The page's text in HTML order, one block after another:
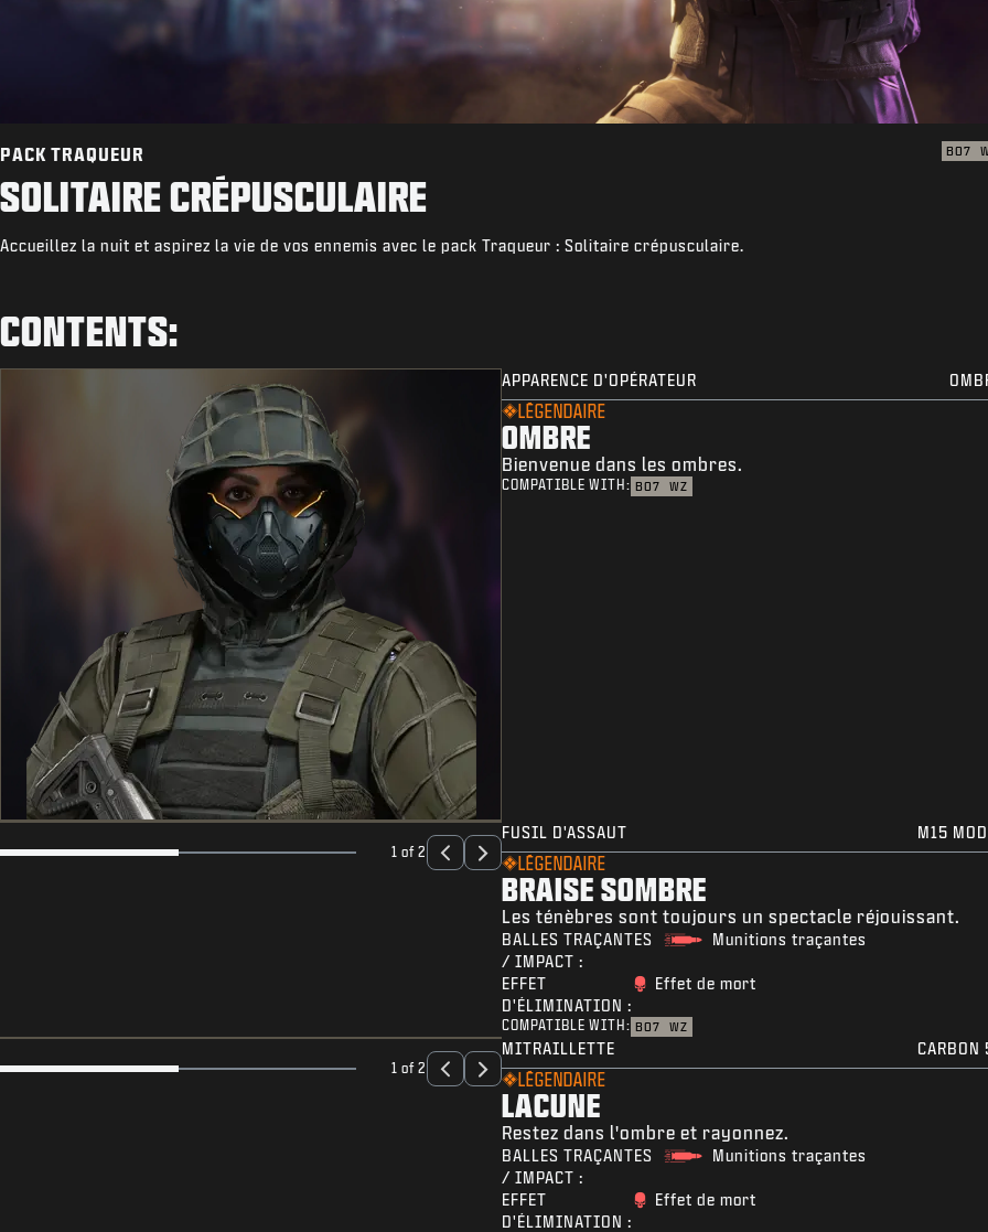
PACK TRAQUEUR BO7
SOLITAIRE CRÉPUSCULAIRE
Accueillez la nuit et aspirez la vie de vos ennemis avec le pack Traqueur : Solitaire crépusculaire.
CONTENTS:
APPARENCE D'OPÉRATEUR
LÉGENDAIRE
OMBRE
Bienvenue dans les ombres.
COMPATIBLE WITH: BO7 WZ
1 of 2
FUSIL D'ASSAUT M15
LÉGENDAIRE
BRAISE SOMBRE
Les ténèbres sont toujours un spectacle réjouissant.
BALLES TRAÇANTES
/ IMPACT :
Munitions traçantes
EFFET
D'ÉLIMINATION :
Effet de mort
COMPATIBLE WITH: BO7 WZ
1 of 2
MITRAILLETTE CARBON
LÉGENDAIRE
LACUNE
Restez dans l'ombre et rayonnez.
BALLES TRAÇANTES
/ IMPACT :
Munitions traçantes
EFFET
D'ÉLIMINATION :
Effet de mort